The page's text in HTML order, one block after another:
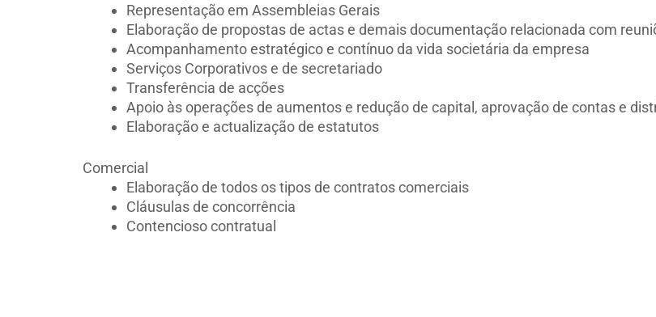
Representação em Assembleias Gerais
Elaboração de propostas de actas e demais documentação relacionada com
Acompanhamento estratégico e contínuo da vida societária da empresa
Serviços Corporativos e de secretariado
Transferência de acções
Apoio às operações de aumentos e redução de capital, aprovação de contas e
Elaboração e actualização de estatutos
Comercial
Elaboração de todos os tipos de contratos comerciais
Cláusulas de concorrência
Contencioso contratual